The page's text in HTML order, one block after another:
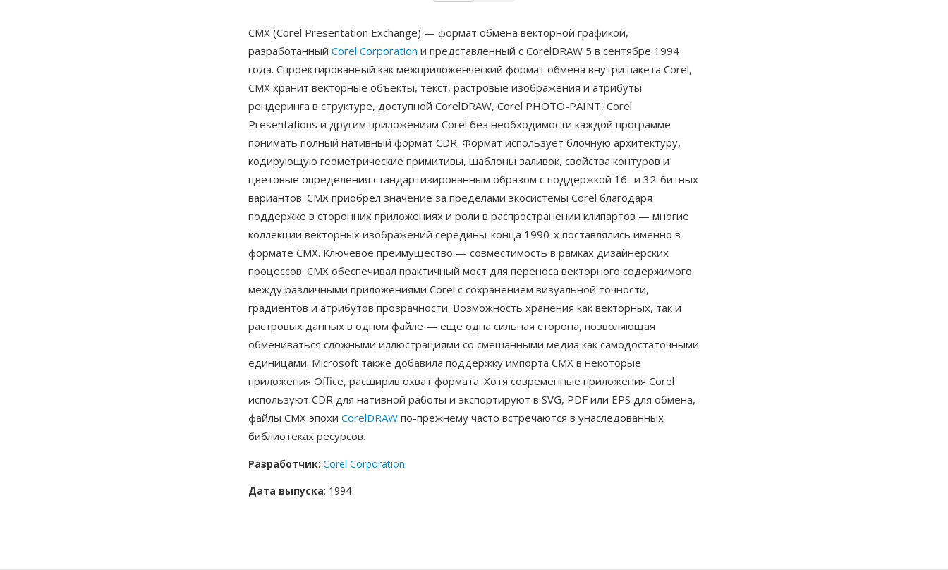
CMX (Corel Presentation Exchange) — формат обмена векторной графикой,
разработанный Corel Corporation и представленный с CorelDRAW 5 в сентябре 1994
года. Спроектированный как межприложенческий формат обмена внутри пакета Corel,
CMX хранит векторные объекты, текст, растровые изображения и атрибуты
рендеринга в структуре, доступной CorelDRAW, Corel PHOTO-PAINT, Corel
Presentations и другим приложениям Corel без необходимости каждой программе
понимать полный нативный формат CDR. Формат использует блочную архитектуру,
кодирующую геометрические примитивы, шаблоны заливок, свойства контуров и
цветовые определения стандартизированным образом с поддержкой 16- и 32-битных
вариантов. CMX приобрел значение за пределами экосистемы Corel благодаря
поддержке в сторонних приложениях и роли в распространении клипартов — многие
коллекции векторных изображений середины-конца 1990-х поставлялись именно в
формате CMX. Ключевое преимущество — совместимость в рамках дизайнерских
процессов: CMX обеспечивал практичный мост для переноса векторного содержимого
между различными приложениями Corel с сохранением визуальной точности,
градиентов и атрибутов прозрачности. Возможность хранения как векторных, так и
растровых данных в одном файле — еще одна сильная сторона, позволяющая
обмениваться сложными иллюстрациями со смешанными медиа как самодостаточными
единицами. Microsoft также добавила поддержку импорта CMX в некоторые
приложения Office, расширив охват формата. Хотя современные приложения Corel
используют CDR для нативной работы и экспортируют в SVG, PDF или EPS для обмена,
файлы CMX эпохи CorelDRAW по-прежнему часто встречаются в унаследованных
библиотеках ресурсов.
Разработчик: Corel Corporation
Дата выпуска: 1994